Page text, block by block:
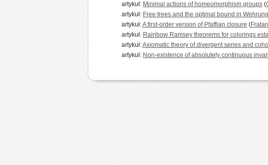
artykuł: Minimal actions of homeomorphism groups (
artykuł: Free trees and the optimal bound in
artykuł:A first-order version of Pfaffian closure (
artykuł: Rainbow Ramsey theorems for colorings
artykuł:Axiomatic theory of divergent series and
artykuł: Non-existence of absolutely continuous